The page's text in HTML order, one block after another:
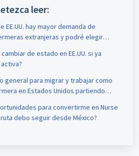
leer:
EE.UU. hay mayor demanda de
extranjeras y podré elegir
de estado en EE.UU. si ya
general para migrar y trabajar como
en Estados Unidos partiendo
para convertirme en Nurse
debo seguir desde México?